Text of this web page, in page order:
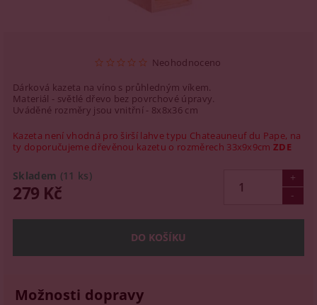
Neohodnoceno
Dárková kazeta na víno s průhledným víkem.
Materiál - světlé dřevo bez povrchové úpravy.
Uváděné rozměry jsou vnitřní - 8x8x36 cm
Kazeta není vhodná pro širší lahve typu Chateauneuf du Pape, na
ty doporučujeme dřevěnou kazetu o rozměrech 33x9x9cmZDE
Skladem (11 ks)
279 Kč
Možnosti dopravy